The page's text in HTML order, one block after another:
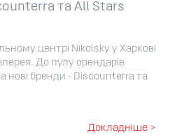
та All Stars
центрі Nikolsky у Харкові
До пулу орендарів
нові бренди - Discounterra та
Докладніше >